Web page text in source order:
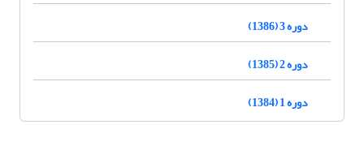
دوره 3 (1386)
دوره 2 (1385)
دوره 1 (1384)